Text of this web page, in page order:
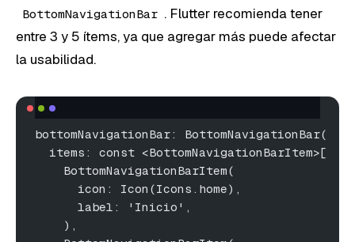
BottomNavigationBar . Flutter recomienda tener
entre 3 y 5 ítems, ya que agregar más puede afectar
la usabilidad.
bottomNavigationBar: BottomNavigationBar(
  items: const <BottomNavigationBarItem>[
    BottomNavigationBarItem(
      icon: Icon(Icons.home),
      label: 'Inicio',
    ),